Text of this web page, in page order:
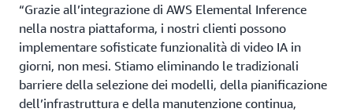
“Grazie all’integrazione di AWS Elemental Inference
nella nostra piattaforma, i nostri clienti possono
implementare sofisticate funzionalità di video IA in
giorni, non mesi. Stiamo eliminando le tradizionali
barriere della selezione dei modelli, della pianificazione
dell’infrastruttura e della manutenzione continua,